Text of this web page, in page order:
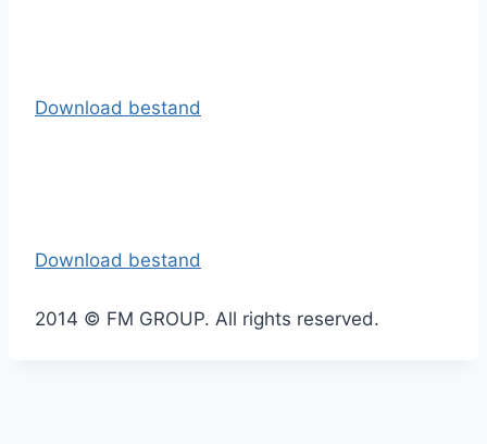
Download bestand
Download bestand
2014 © FM GROUP. All rights reserved.